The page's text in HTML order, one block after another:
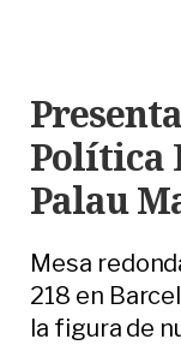
Política
Palau
Mesa
218 en
la figura de